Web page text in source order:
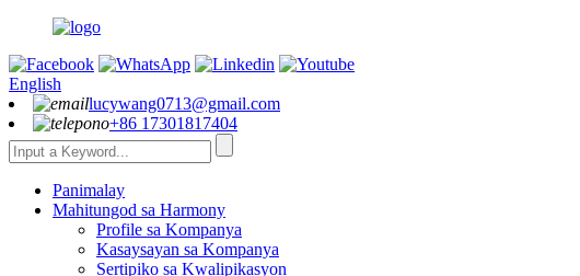
English
lucywang0713@gmail.com
+86 17301817404
Panimalay
Mahitungod sa Harmony
Profile sa Kompanya
Kasaysayan sa Kompanya
Sertipiko sa Kwalipikasyon